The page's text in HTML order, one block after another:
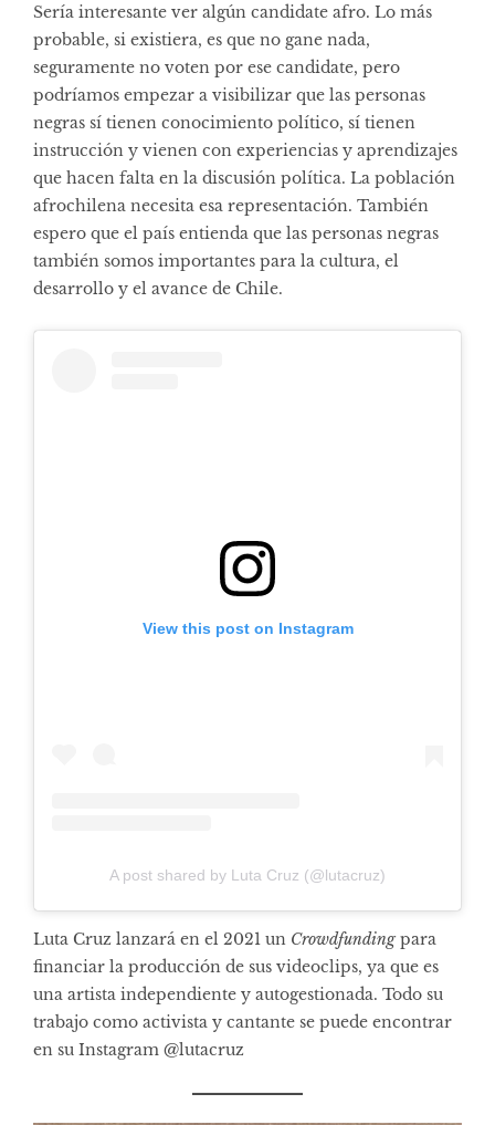
Sería interesante ver algún candidate afro. Lo más
probable, si existiera, es que no gane nada,
seguramente no voten por ese candidate, pero
podríamos empezar a visibilizar que las personas
negras sí tienen conocimiento político, sí tienen
instrucción y vienen con experiencias y aprendizajes
que hacen falta en la discusión política. La población
afrochilena necesita esa representación. También
espero que el país entienda que las personas negras
también somos importantes para la cultura, el
desarrollo y el avance de Chile.
View this post on Instagram
A post shared by Luta Cruz (@lutacruz)
Luta Cruz lanzará en el 2021 un Crowdfundingpara
financiar la producción de sus videoclips, ya que es
una artista independiente y autogestionada. Todo su
trabajo como activista y cantante se puede encontrar
en su Instagram @lutacruz